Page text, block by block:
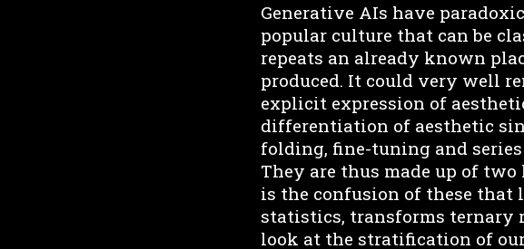
Generative AIs have
popular culture that can be
repeats an already known
produced. It could very well
explicit expression of
differentiation of aesthetic
folding, fine-tuning and
They are thus made up of
is the confusion of these that
statistics, transforms ternary
look at the stratification of